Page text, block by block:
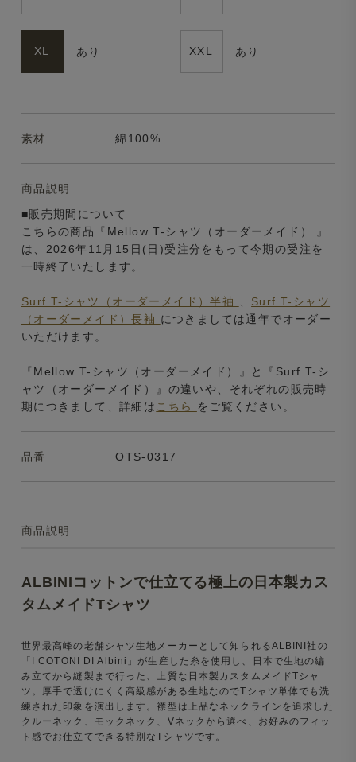
XL あり XXL あり
素材 綿100%
商品説明
■販売期間について
こちらの商品『Mellow T-シャツ（オーダーメイド） 』
は、2026年11月15日(日)受注分をもって今期の受注を
一時終了いたします。
Surf T-シャツ（オーダーメイド）半袖
Surf T-シャツ
（オーダーメイド）長袖 につきましては通年でオーダー
いただけます。
『Mellow T-シャツ（オーダーメイド）』と『Surf T-シ
ャツ（オーダーメイド）』の違いや、それぞれの販売時
期につきまして、詳細は こちら をご覧ください。
品番 OTS-0317
商品説明
ALBINIコットンで仕立てる極上の日本製カス
タムメイドTシャツ
世界最高峰の老舗シャツ生地メーカーとして知られるALBINI社の
「I COTONI DI Albini」が生産した糸を使用し、日本で生地の編
み立てから縫製まで行った、上質な日本製カスタムメイドTシャ
ツ。厚手で透けにくく高級感がある生地なのでTシャツ単体でも洗
練された印象を演出します。襟型は上品なネックラインを追求した
クルーネック、モックネック、Vネックから選べ、お好みのフィッ
ト感でお仕立てできる特別なTシャツです。